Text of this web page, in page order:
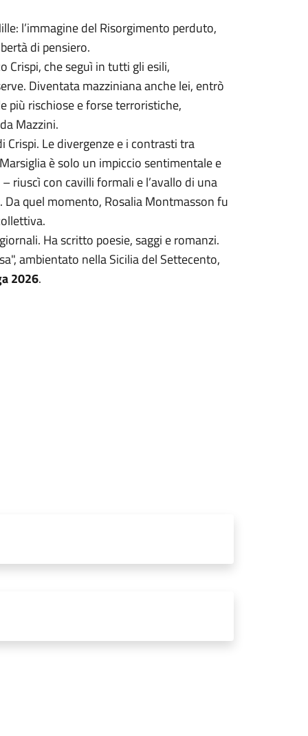
l’immagine del Risorgimento perduto,
di pensiero.
Crispi, che seguì in tutti gli esili,
Diventata mazziniana anche lei, entrò
più rischiose e forse terroristiche,
Mazzini.
Crispi. Le divergenze e i contrasti tra
è solo un impiccio sentimentale e
riuscì con cavilli formali e l’avallo di una
quel momento, Rosalia Montmasson fu
Ha scritto poesie, saggi e romanzi.
ambientato nella Sicilia del Settecento,
2026.